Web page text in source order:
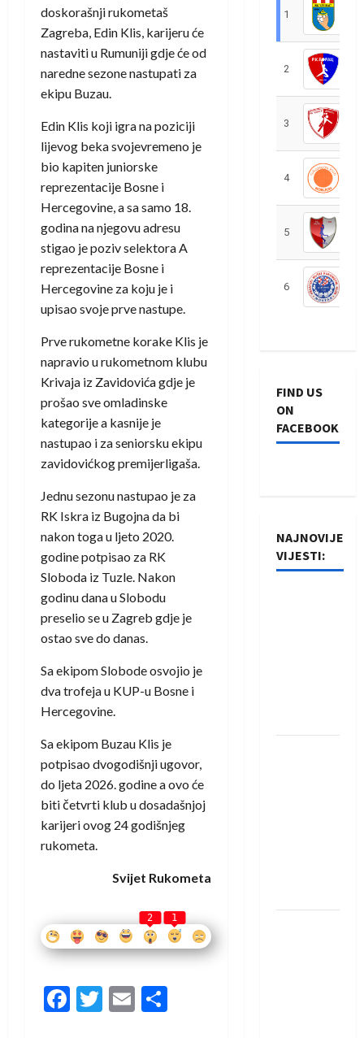
doskorašnji rukometaš
Zagreba, Edin Klis, karijeru će
nastaviti u Rumuniji gdje će od
naredne sezone nastupati za
ekipu Buzau.
Edin Klis koji igra na poziciji
lijevog beka svojevremeno je
bio kapiten juniorske
reprezentacije Bosne i
Hercegovine, a sa samo 18.
godina na njegovu adresu
stigao je poziv selektora A
reprezentacije Bosne i
Hercegovine za koju je i
upisao svoje prve nastupe.
Prve rukometne korake Klis je
napravio u rukometnom klubu
Krivaja iz Zavidovića gdje je
prošao sve omladinske
kategorije a kasnije je
nastupao i za seniorsku ekipu
zavidovićkog premijerligaša.
Jednu sezonu nastupao je za
RK Iskra iz Bugojna da bi
nakon toga u ljeto 2020.
godine potpisao za RK
Sloboda iz Tuzle. Nakon
godinu dana u Slobodu
preselio se u Zagreb gdje je
ostao sve do danas.
Sa ekipom Slobode osvojio je
dva trofeja u KUP-u Bosne i
Hercegovine.
Sa ekipom Buzau Klis je
potpisao dvogodišnji ugovor,
do ljeta 2026. godine a ovo će
biti četvrti klub u dosadašnjoj
karijeri ovog 24 godišnjeg
rukometa.
Svijet Rukometa
2 1
Facebook
Twitter
Email
1
2
3
4
5
6
FIND US
ON
FACEBOOK
NAJNOVIJE
VIJESTI: